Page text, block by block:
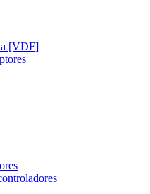
[VDF]